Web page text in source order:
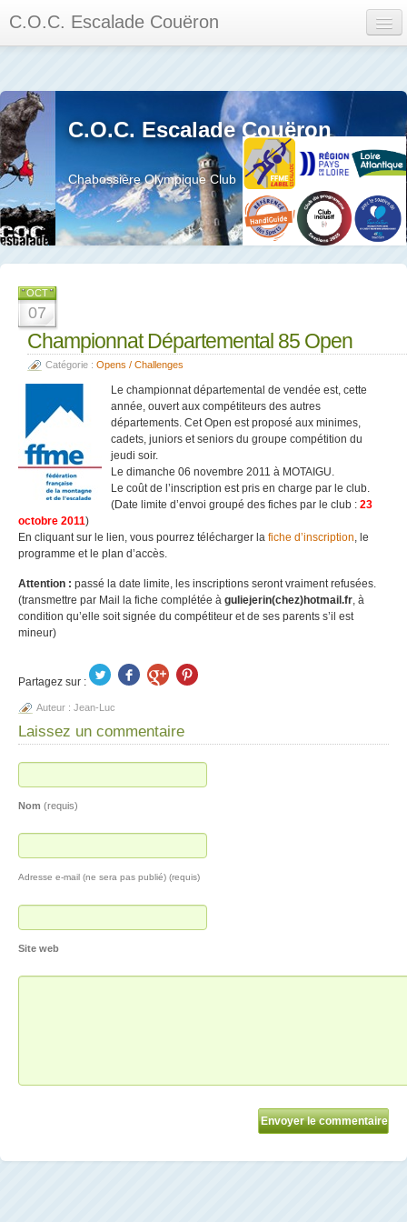
C.O.C. Escalade Couëron
Calendrier des événements et des compétitions
Les membres
Les séances
Privée
La salle et le mur
C.O.C. Escalade Couëron
Chabossière Olympique Club
OCT
07
Championnat Départemental 85 Open
Catégorie : Opens / Challenges
Le championnat départemental de vendée est, cette
année, ouvert aux compétiteurs des autres
départements. Cet Open est proposé aux minimes,
cadets, juniors et seniors du groupe compétition du
jeudi soir.
Le dimanche 06 novembre 2011 à MOTAIGU.
Le coût de l’inscription est pris en charge par le club.
(Date limite d’envoi groupé des fiches par le club : 23
octobre 2011)
En cliquant sur le lien, vous pourrez télécharger la fiche d’inscription, le
programme et le plan d’accès.
Attention : passé la date limite, les inscriptions seront vraiment refusées.
(transmettre par Mail la fiche complétée à guliejerin(chez)hotmail.fr, à
condition qu’elle soit signée du compétiteur et de ses parents s’il est
mineur)
Partagez sur :
Auteur : Jean-Luc
Laissez un commentaire
Nom (requis)
Adresse e-mail (ne sera pas publié) (requis)
Site web